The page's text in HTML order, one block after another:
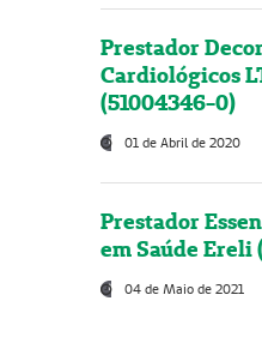
Prestador
Cardiológicos
(51004346-0)
01 de Abril de 2020
Prestador
em Saúde Ereli
04 de Maio de 2021